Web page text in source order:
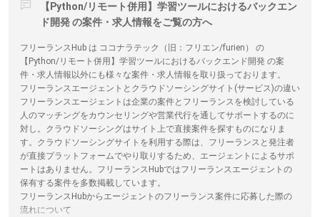
【Python/リモート併用】学習ツールにおけるバックエン
ド開発 の案件・求人情報をご覧の方へ
フリーランスHub は ココナラテック（旧：フリエン/furien） の
【Python/リモート併用】学習ツールにおけるバックエンド開発 の案
件・求人情報以外にも様々な案件・求人情報を取り扱っております。
フリーランスエージェントとクラウドソーシングサイト(サービス)の違い
フリーランスエージェントは企業の案件とフリーランスを検討している
人のマッチングをカウンセリングや営業代行を通してサポートするのに
対し。クラウドソーシングはサイト上で直接案件を探すものになりま
す。クラウドソーシングサイトを利用する際は、フリーランスと発注者
が直接プラットフォームでやり取りするため、エージェントによるサポ
ートはありません。フリーランスHubではフリーランスエージェントの
保有する案件を多数掲載しています。
フリーランスHubからエージェントのフリーランス案件に応募した際の
流れについて